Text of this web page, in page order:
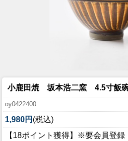
小鹿田焼 坂本浩二窯 4.5寸
oy0422400
1,980円 (税込)
【18ポイント獲得】※要会員登録